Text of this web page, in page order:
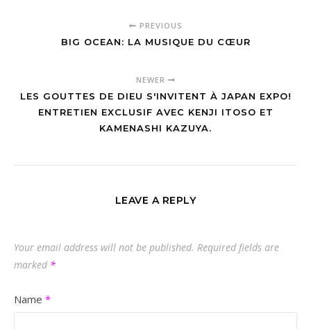
PREVIOUS
BIG OCEAN: LA MUSIQUE DU CŒUR
NEWER
LES GOUTTES DE DIEU S'INVITENT À JAPAN EXPO!
ENTRETIEN EXCLUSIF AVEC KENJI ITOSO ET
KAMENASHI KAZUYA.
LEAVE A REPLY
Your email address will not be published. Required fields are
marked *
Name *